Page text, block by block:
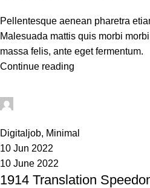
Pellentesque aenean pharetra
Malesuada mattis quis morbi
massa felis, ante eget fermentum.
Continue reading
Digitaljob, Minimal
10 Jun 2022
10 June 2022
1914 Translation